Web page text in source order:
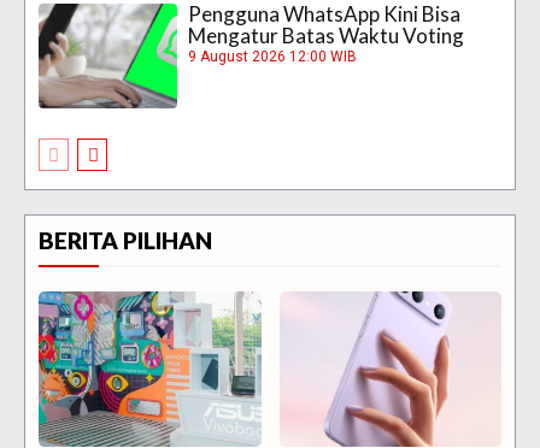
Pengguna WhatsApp Kini Bisa
Mengatur Batas Waktu Voting
9 August 2026 12:00 WIB
BERITA PILIHAN